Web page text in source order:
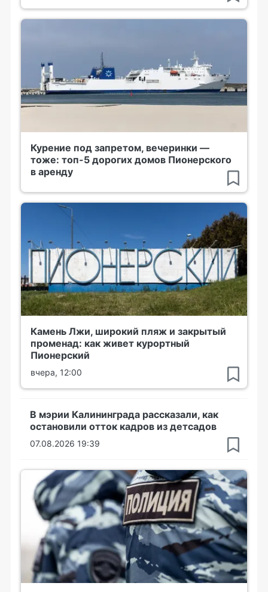
Курение под запретом, вечеринки —
тоже: топ-5 дорогих домов Пионерского
в аренду
Камень Лжи, широкий пляж и закрытый
променад: как живет курортный
Пионерский
вчера, 12:00
В мэрии Калининграда рассказали, как
остановили отток кадров из детсадов
07.08.2026 19:39